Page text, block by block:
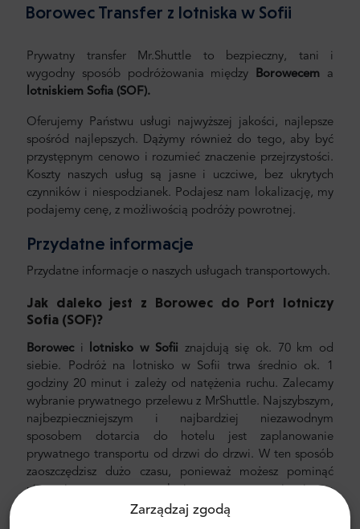
Zarządzaj zgodą
Borowec Transfer z lotniska w Sofii
Prywatny transfer Mr.Shuttle to bezpieczny, tani i
wygodny sposób podróżowania między Borowecem a
lotniskiem Sofia (SOF).
Oferujemy Państwu usługi najwyższej jakości, najlepsze
spośród najlepszych. Dążymy również do tego, aby być
przystępnym cenowo i rozumieć znaczenie przejrzystości.
Koszty naszych usług są jasne i uczciwe, bez ukrytych
czynników i niespodzianek. Podajesz nam lokalizację, my
podajemy cenę, z możliwością podróży powrotnej.
Przydatne informacje
Przydatne informacje o naszych usługach transportowych.
Jak daleko jest z Borowec do Port lotniczy
Sofia (SOF)?
Boroweci lotnisko w Sofii znajdują się ok. 70 km od
siebie. Podróż na lotnisko w Sofii trwa średnio ok. 1
godziny 20 minut i zależy od natężenia ruchu. Zalecamy
wybranie prywatnego przelewu z MrShuttle. Najszybszym,
najbezpieczniejszym i najbardziej niezawodnym
sposobem dotarcia do hotelu jest zaplanowanie
prywatnego transportu od drzwi do drzwi. W ten sposób
zaoszczędzisz dużo czasu, ponieważ możesz pominąć
nieprzyjemny proces ustalania trasy, poruszania się po
mieście i znajdowania drogi.